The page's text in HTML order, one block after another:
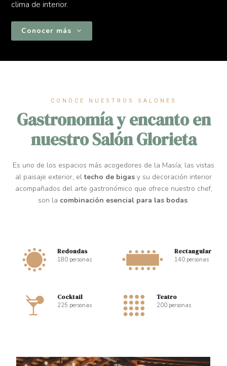
clima de interior.
Conocer más
CONÓCE NUESTROS SALONES
Gastronomía y encanto en
nuestro Salón Glorieta
Es uno de los espacios más acogedores de la Masía; las vistas
al paisaje exterior, eltecho de bigas y su decoración interior
acompañados del arte gastronómico que ofrece nuestro chef,
son la combinación esencial para las bodas.
Redondas
180 personas
Rectangular
140 personas
Cocktail
225 personas
Teatro
200 personas